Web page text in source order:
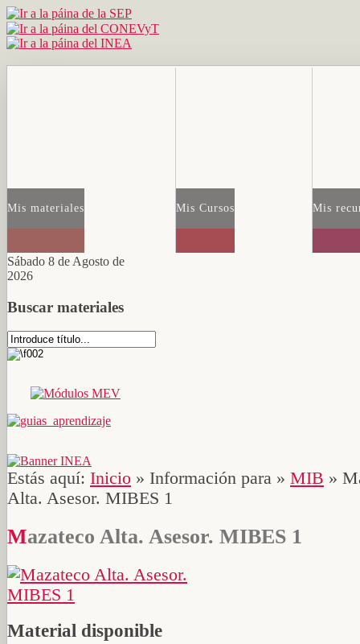
Mis materiales Mis Cursos Mis
Sábado 8 de Agosto de
2026
Buscar materiales
Estás aquí: Inicio » Información para » MIB »
Alta. Asesor. MIBES 1
Mazateco Alta. Asesor. MIBES 1
Material disponible